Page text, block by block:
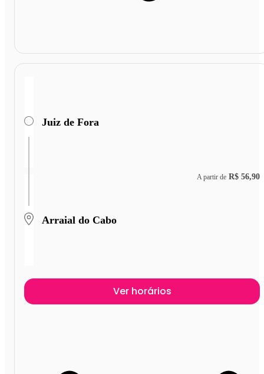
Juiz de Fora
Arraial do Cabo
A partir de R$ 56,90
Ver horários